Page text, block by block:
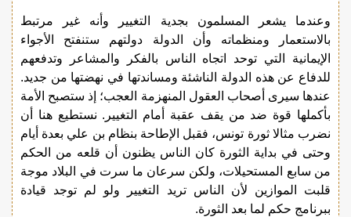
وعندما يشعر المسلمون بجدية التغيير وأنه غير مرتبط
بالاستعمار ومنظماته وأن الدولة دولتهم ستنفتح الأجواء
الإيمانية التي توحد اتجاه الناس بالفكر والمشاعر وتدفعهم
للدفاع عن هذه الدولة الناشئة ومساندتها في نهضتها من جديد.
عندها سيرى أصحاب العقول المنهزمة العجب؛ إذ ستصبح الأمة
بأكملها قوة ضد من يقف عقبة أمام التغيير. نستطيع هنا أن
نضرب مثالا ثورة تونس، فقبل الإطاحة بنظام بن علي بعدة أيام
وحتى في بداية الثورة كان الناس يظنون أن قلعه من الحكم
من سابع المستحيلات، ولكن سرعان ما سرت في البلاد موجة
قلبت الموازين لأن الناس تريد التغيير ولو لم توجد قيادة
ببرنامج حكم لما بعد الثورة.